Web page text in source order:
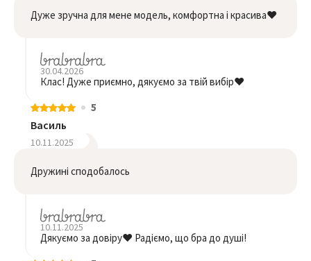
Дуже зручна для мене модель, комфортна і красива❤️
30.04.2026
Клас! Дуже приємно, дякуємо за твій вибір❤️
5
Василь
10.11.2025
Дружині сподобалось
10.11.2025
Дякуємо за довіру❤️ Радіємо, що бра до душі!